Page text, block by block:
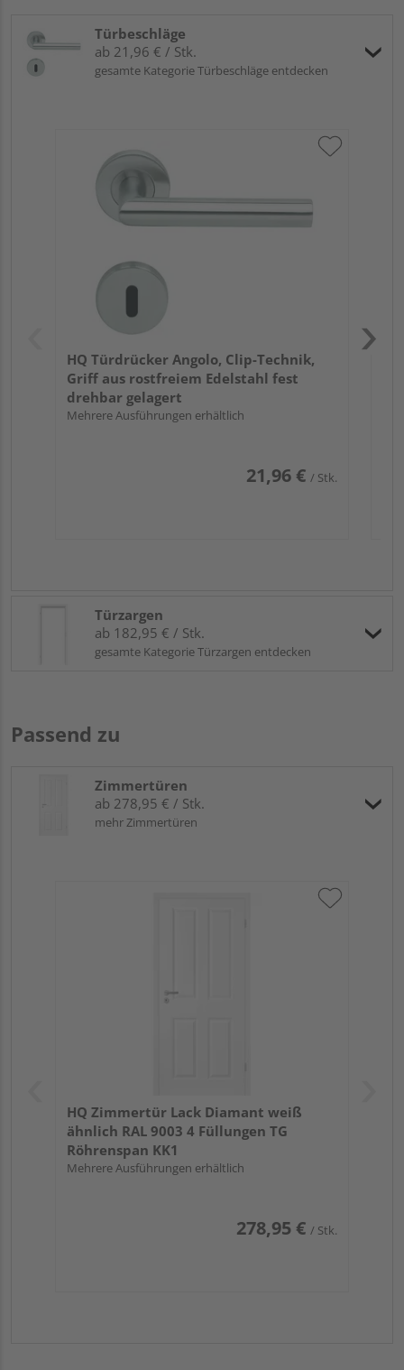
Türbeschläge
ab 21,96 € / Stk.
gesamte Kategorie Türbeschläge entdecken
HQ Türdrücker Angolo, Clip-Technik,
Griff aus rostfreiem Edelstahl fest
drehbar gelagert
Mehrere Ausführungen erhältlich
21,96 € / Stk.
Türzargen
ab 182,95 € / Stk.
gesamte Kategorie Türzargen entdecken
Passend zu
Zimmertüren
ab 278,95 € / Stk.
mehr Zimmertüren
HQ Zimmertür Lack Diamant weiß
ähnlich RAL 9003 4 Füllungen TG
Röhrenspan KK1
Mehrere Ausführungen erhältlich
278,95 € / Stk.